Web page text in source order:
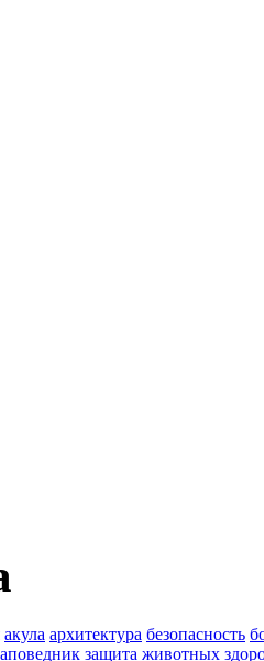
акула архитектура безопасность
защита животных